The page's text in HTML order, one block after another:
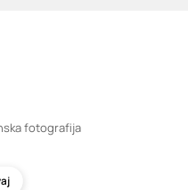
fotografija